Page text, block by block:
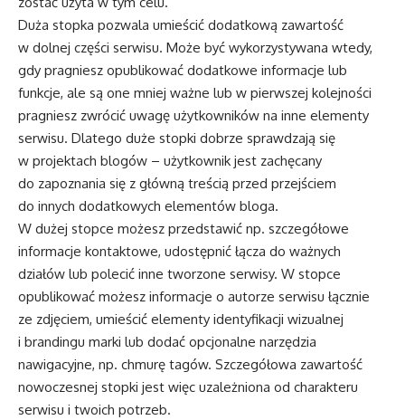
Duża stopka pozwala umieścić dodatkową zawartość
w dolnej części serwisu. Może być wykorzystywana wtedy,
gdy pragniesz opublikować dodatkowe informacje lub
funkcje, ale są one mniej ważne lub w pierwszej kolejności
pragniesz zwrócić uwagę użytkowników na inne elementy
serwisu. Dlatego duże stopki dobrze sprawdzają się
w projektach blogów – użytkownik jest zachęcany
do zapoznania się z główną treścią przed przejściem
do innych dodatkowych elementów bloga.
W dużej stopce możesz przedstawić np. szczegółowe
informacje kontaktowe, udostępnić łącza do ważnych
działów lub polecić inne tworzone serwisy. W stopce
opublikować możesz informacje o autorze serwisu łącznie
ze zdjęciem, umieścić elementy identyfikacji wizualnej
i brandingu marki lub dodać opcjonalne narzędzia
nawigacyjne, np. chmurę tagów. Szczegółowa zawartość
nowoczesnej stopki jest więc uzależniona od charakteru
serwisu i twoich potrzeb.